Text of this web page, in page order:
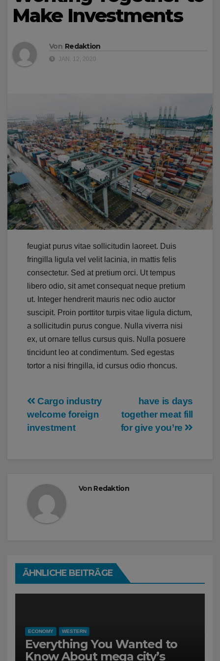
Make Investments
Von Redaktion
JAN. 12, 2020
feugiat purus vitae sollicitudin laoreet. Duis
fringilla ligula vel velit lacinia, in mattis felis
consectetur. Sed at pretium orci. Ut tempus
libero odio, sit amet consequat neque pretium
ut. Integer hendrerit mauris nec odio auctor
suscipit. Proin porttitor turpis vitae ligula dictum,
a sollicitudin purus congue. Nulla viverra nisi
ex, ut ornare tellus cursus quis. Nulla posuere
tincidunt leo at condimentum. Sed egestas
tortor a nisi fringilla, id cursus odio rhoncus.
Beitragsnavigation
have is days
together meat fill
for give you’re
Cargo industry
welcome foreign
investment
Von Redaktion
ÄHNLICHE BEITRÄGE
ECONOMY WESTERN
Everything You Wanted to
Know About mega city’s